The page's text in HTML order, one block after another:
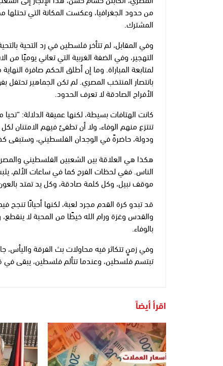
من حدود الجغرافيا، وعكست المكانة التي تحتلها
المشترك.
وفي المقابل، لم تتأخر فلسطين في رد التحية
التهجير، وفي الضفة الغربية التي تعاني يوميًا
لمتابعة المباراة. وما إن أطلق الحكم صافرة
بانتصار المنتخب المصري. لم تكن الجماهير
الأفراح الصادقة لا تعرف الحدود.
كانت الهتافات بسيطة، لكنها عميقة الدلالة:
تنتزع منهم الوفاء، ولا أن تطفئ فيهم
ودولة، حاضرةً في الوجدان الفلسطيني، وستبقى
هكذا هي العلاقة بين الشعبين الفلسطيني
الناس. ففي لحظات الفرح كما في ساعات الألم،
موقف نبيل، وكل كلمة صادقة، وكل يد تمتد
قد تبدو كرة القدم مجرد لعبة، لكنها أحيانًا تنجح
والقدس وغزة ورام الله خيطًا من المحبة لا
بالوفاء.
وفي زمنٍ تتكاثر فيه محاولات بث الفرقة واليأس،
تبتسم فلسطين، وعندما تتألم فلسطين،
اقرأ أيضاً